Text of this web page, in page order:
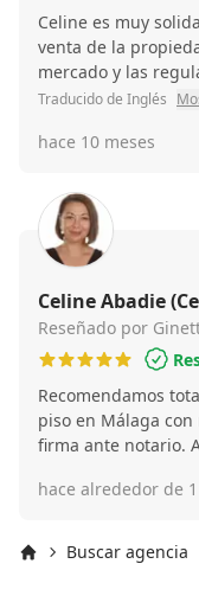
Celine es muy
venta de la
mercado y las
consecuencia la
solución para
partes
través de capas y
comunitarios y
transacción. Ella
documentos
todas las partes
bien informados
placer trabajar con
Traducido de Inglés
hace 10 meses
Celine Abadie
Reseñado por
Recomendamos
piso en Málaga
firma ante notario.
complejo
hace alrededor de
Buscar agencia